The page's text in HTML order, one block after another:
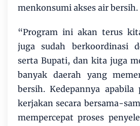
menkonsumi akses air bersih.
“Program ini akan terus
juga sudah berkoordinasi
serta Bupati, dan kita juga
banyak daerah yang
bersih. Kedepannya
kerjakan secara bersama-
mempercepat proses